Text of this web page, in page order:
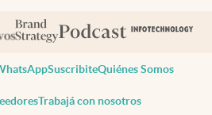
SuscribiteQuiénes Somos
Trabajá con nosotros